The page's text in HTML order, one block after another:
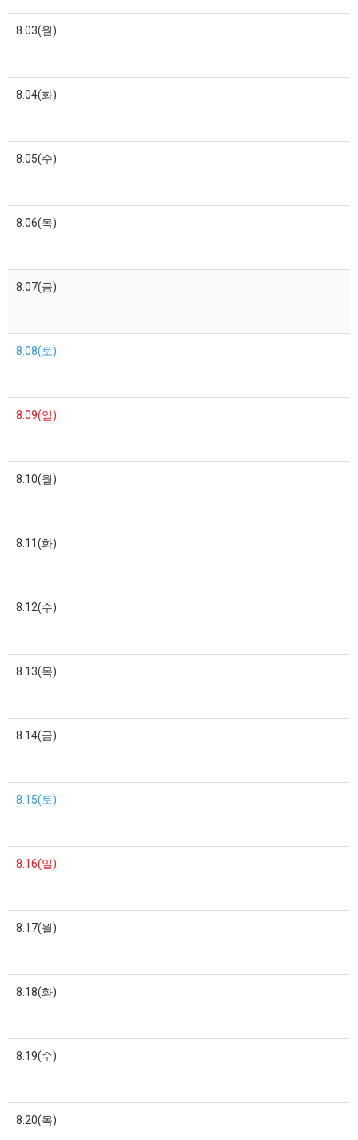
8.03(월)
8.04(화)
8.05(수)
8.06(목)
8.07(금)
8.08(토)
8.09(일)
8.10(월)
8.11(화)
8.12(수)
8.13(목)
8.14(금)
8.15(토)
8.16(일)
8.17(월)
8.18(화)
8.19(수)
8.20(목)